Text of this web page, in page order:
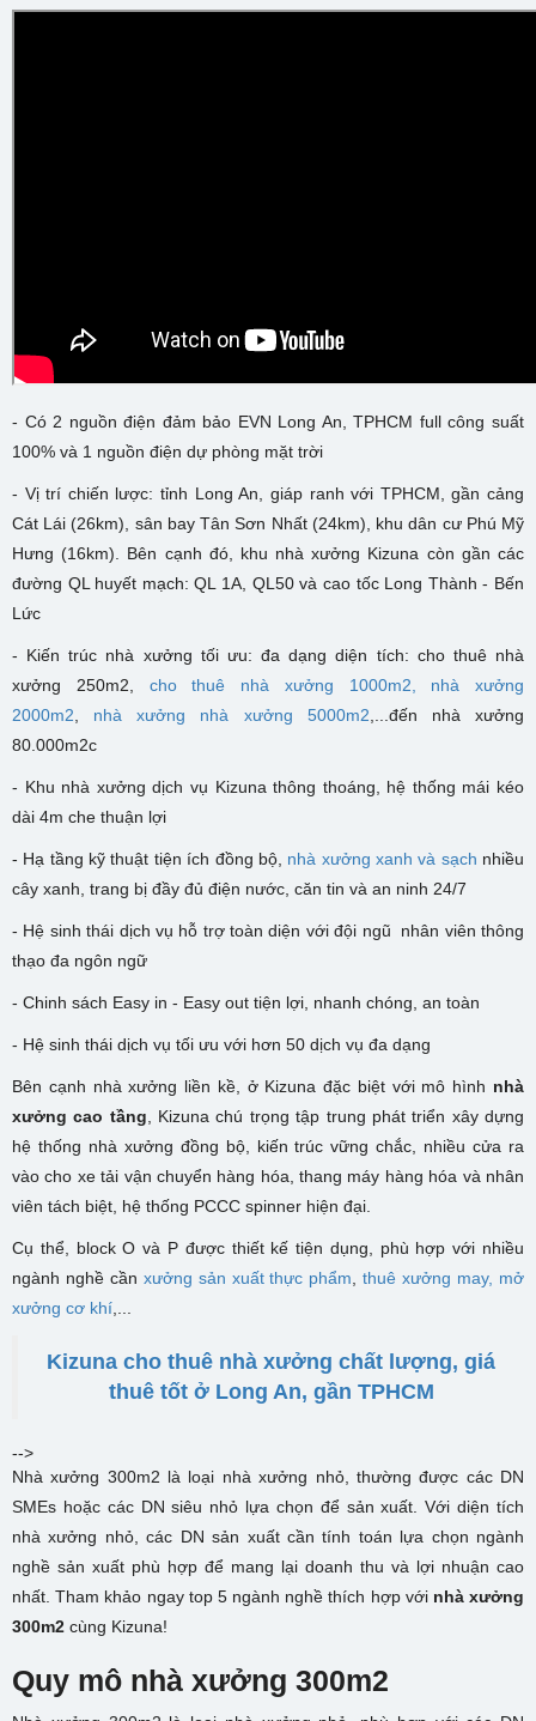
- Có 2 nguồn điện đảm bảo EVN Long An, TPHCM full công suất
100% và 1 nguồn điện dự phòng mặt trời
- Vị trí chiến lược: tỉnh Long An, giáp ranh với TPHCM, gần cảng
Cát Lái (26km), sân bay Tân Sơn Nhất (24km), khu dân cư Phú Mỹ
Hưng (16km). Bên cạnh đó, khu nhà xưởng Kizuna còn gần các
đường QL huyết mạch: QL 1A, QL50 và cao tốc Long Thành - Bến
Lức
- Kiến trúc nhà xưởng tối ưu: đa dạng diện tích: cho thuê nhà
xưởng 250m2, cho thuê nhà xưởng 1000m2,
nhà xưởng
2000m2
nhà xưởng nhà xưởng 5000m2 ,...đến nhà xưởng
80.000m2c
- Khu nhà xưởng dịch vụ Kizuna thông thoáng, hệ thống mái kéo
dài 4m che thuận lợi
- Hạ tầng kỹ thuật tiện ích đồng bộ, nhà xưởng xanh và sạch nhiều
cây xanh, trang bị đầy đủ điện nước, căn tin và an ninh 24/7
- Hệ sinh thái dịch vụ hỗ trợ toàn diện với đội ngũ nhân viên thông
thạo đa ngôn ngữ
- Chinh sách Easy in - Easy out tiện lợi, nhanh chóng, an toàn
- Hệ sinh thái dịch vụ tối ưu với hơn 50 dịch vụ đa dạng
Bên cạnh nhà xưởng liền kề, ở Kizuna đặc biệt với mô hình nhà
xưởng cao tầng , Kizuna chú trọng tập trung phát triển xây dựng
hệ thống nhà xưởng đồng bộ, kiến trúc vững chắc, nhiều cửa ra
vào cho xe tải vận chuyển hàng hóa, thang máy hàng hóa và nhân
viên tách biệt, hệ thống PCCC spinner hiện đại.
Cụ thể, block O và P được thiết kế tiện dụng, phù hợp với nhiều
ngành nghề cần xưởng sản xuất thực phẩm ,thuê xưởng may, mở
xưởng cơ khí
Kizuna cho thuê nhà xưởng chất lượng, giá
thuê tốt ở Long An, gần TPHCM
-->
Nhà xưởng 300m2 là loại nhà xưởng nhỏ, thường được các DN
SMEs hoặc các DN siêu nhỏ lựa chọn để sản xuất. Với diện tích
nhà xưởng nhỏ, các DN sản xuất cần tính toán lựa chọn ngành
nghề sản xuất phù hợp để mang lại doanh thu và lợi nhuận cao
nhất. Tham khảo ngay top 5 ngành nghề thích hợp với nhà xưởng
300m2 cùng Kizuna!
Quy mô nhà xưởng 300m2